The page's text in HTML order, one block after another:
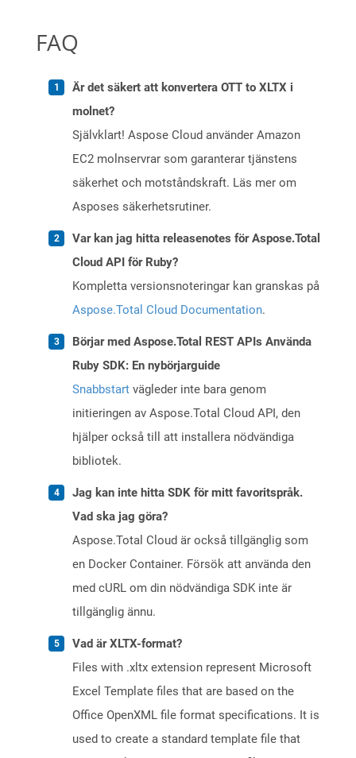
FAQ
Är det säkert att konvertera OTT to XLTX i
molnet?
Självklart! Aspose Cloud använder Amazon
EC2 molnservrar som garanterar tjänstens
säkerhet och motståndskraft. Läs mer om
Asposes säkerhetsrutiner.
Var kan jag hitta releasenotes för Aspose.Total
Cloud API för Ruby?
Kompletta versionsnoteringar kan granskas på
Aspose.Total Cloud Documentation.
Börjar med Aspose.Total REST APIs Använda
Ruby SDK: En nybörjarguide
Snabbstart vägleder inte bara genom
initieringen av Aspose.Total Cloud API, den
hjälper också till att installera nödvändiga
bibliotek.
Jag kan inte hitta SDK för mitt favoritspråk.
Vad ska jag göra?
Aspose.Total Cloud är också tillgänglig som
en Docker Container. Försök att använda den
med cURL om din nödvändiga SDK inte är
tillgänglig ännu.
Vad är XLTX-format?
Files with .xltx extension represent Microsoft
Excel Template files that are based on the
Office OpenXML file format specifications. It is
used to create a standard template file that